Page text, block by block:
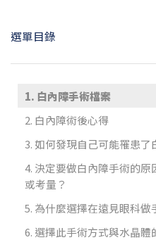
選單目錄
白內障手術檔案
白內障術後心得
如何發現自己可能罹患了
決定要做白內障手術的
或考量？
為什麼選擇在遠見眼科做
選擇此手術方式與水晶體